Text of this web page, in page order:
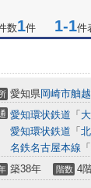
数1件 1-1件
愛知県岡崎市舳
愛知環状鉄道 「
愛知環状鉄道 「
名鉄名古屋本線 「
築38年 階数 4